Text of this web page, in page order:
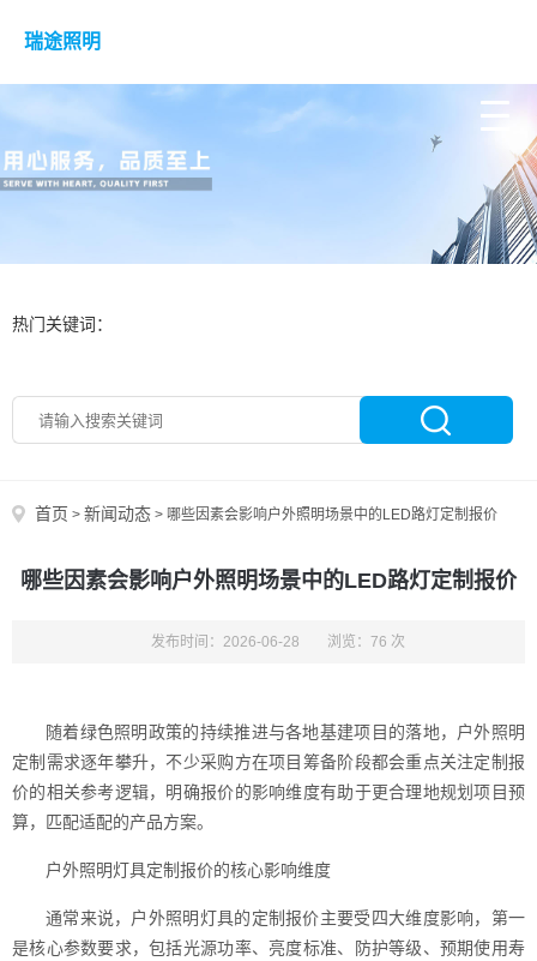
瑞途照明
热门关键词：
首页 > 新闻动态 > 哪些因素会影响户外照明场景中的LED路灯定制报价
哪些因素会影响户外照明场景中的LED路灯定制报价
发布时间：2026-06-28 浏览：76 次
随着绿色照明政策的持续推进与各地基建项目的落地，户外照明
定制需求逐年攀升，不少采购方在项目筹备阶段都会重点关注定制报
价的相关参考逻辑，明确报价的影响维度有助于更合理地规划项目预
算，匹配适配的产品方案。
户外照明灯具定制报价的核心影响维度
通常来说，户外照明灯具的定制报价主要受四大维度影响，第一
是核心参数要求，包括光源功率、亮度标准、防护等级、预期使用寿